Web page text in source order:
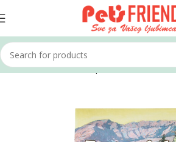
Home Psi Hrana za pse Suha hrana